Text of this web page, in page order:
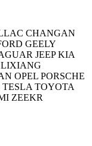
CHANGAN
GEELY
JEEP KIA
LIXIANG
OPEL PORSCHE
TESLA TOYOTA
ZEEKR